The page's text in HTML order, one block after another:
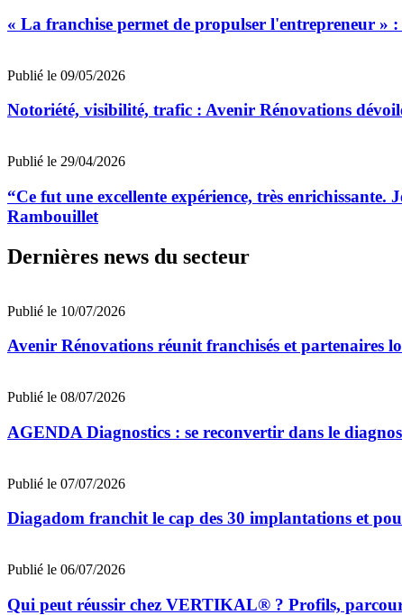
« La franchise permet de propulser l'entrepreneur »
Publié le 09/05/2026
Notoriété, visibilité, trafic : Avenir Rénovations
Publié le 29/04/2026
“Ce fut une excellente expérience, très
Rambouillet
Dernières news du secteur
Publié le 10/07/2026
Avenir Rénovations réunit franchisés et partenaires
Publié le 08/07/2026
AGENDA Diagnostics : se reconvertir dans le
Publié le 07/07/2026
Diagadom franchit le cap des 30 implantations et
Publié le 06/07/2026
Qui peut réussir chez VERTIKAL® ? Profils,